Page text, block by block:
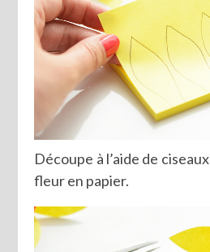
Découpe à l’aide de
fleur en papier.